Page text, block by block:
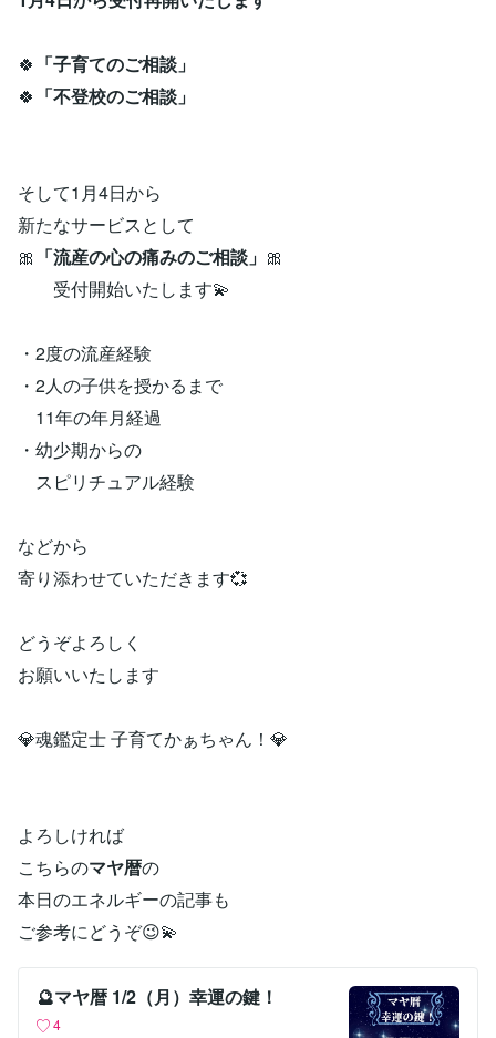
🍀 「子育てのご相談」
🍀 「不登校のご相談」
そして1月4日から
新たなサービスとして
🎀 「流産の心の痛みのご相談」 🎀
受付開始いたします💫
・2度の流産経験
・2人の子供を授かるまで
11年の年月経過
・幼少期からの
スピリチュアル経験
などから
寄り添わせていただきます💞
どうぞよろしく
お願いいたします
💎魂鑑定士 子育てかぁちゃん！💎
よろしければ
こちらのマヤ暦の
本日のエネルギーの記事も
ご参考にどうぞ😉💫
🔮マヤ暦 1/2（月）幸運の鍵！
4